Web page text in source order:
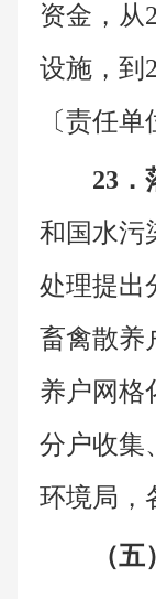
资金，从
设施，到
〔责任
23．
和国水污
处理提出
畜禽散养
养户网格
分户收集
环境局，
（